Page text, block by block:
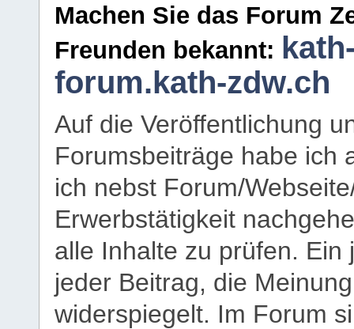
Machen Sie das Forum
Freunden bekannt:
forum.kath-zdw.ch
Auf die Veröffentlichung
Forumsbeiträge habe ich
ich nebst Forum/
Erwerbstätigkeit
alle Inhalte zu prüfen.
jeder Beitrag, die
widerspiegelt. Im Forum